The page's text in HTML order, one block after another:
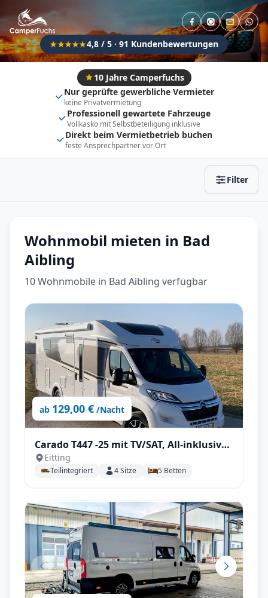
★★★★★4,8 / 5 · 91 Kundenbewertungen
10 Jahre Camperfuchs
Nur geprüfte gewerbliche Vermieter
keine Privatvermietung
Professionell gewartete Fahrzeuge
Vollkasko mit Selbstbeteiligung inklusive
Direkt beim Vermietbetrieb buchen
feste Ansprechpartner vor Ort
Filter
Flexibel (±3 Tage) Anhängerkupplung
Fahrzeugtyp
Vollintegriert Kastenwagen
Alkoven Teil-Integriert
Wohnwagen
Wohnmobil mieten in Bad
Aibling
10 Wohnmobile in Bad Aibling verfügbar
ab 129,00 € /Nacht
Carado T447 -25 mit TV/SAT, All-inklusive
Paket
Eitting
Teilintegriert 4Sitze 5 Betten